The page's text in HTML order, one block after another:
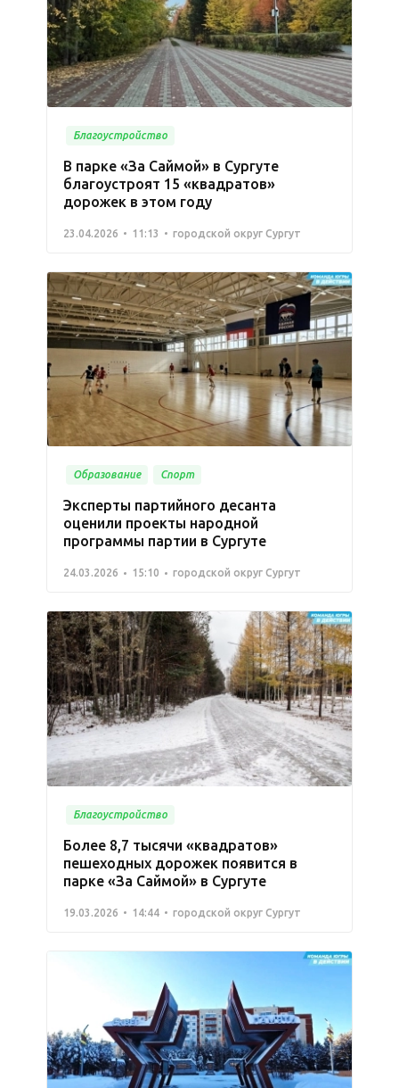
Благоустройство
В парке «За Саймой» в Сургуте
благоустроят 15 «квадратов»
дорожек в этом году
23.04.2026 11:13 городской округ Сургут
Образование Спорт
Эксперты партийного десанта
оценили проекты народной
программы партии в Сургуте
24.03.2026 15:10 городской округ Сургут
Благоустройство
Более 8,7 тысячи «квадратов»
пешеходных дорожек появится в
парке «За Саймой» в Сургуте
19.03.2026 14:44 городской округ Сургут